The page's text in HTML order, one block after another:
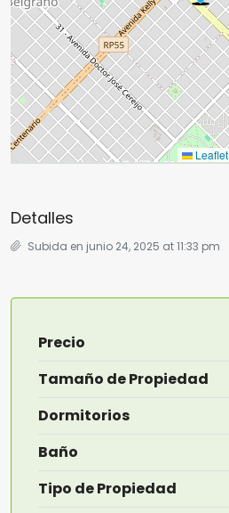
Leaflet
Detalles
Subida en junio 24, 2025 at 11:33 pm
Precio
Tamaño de Propiedad
Dormitorios
Baño
Tipo de Propiedad